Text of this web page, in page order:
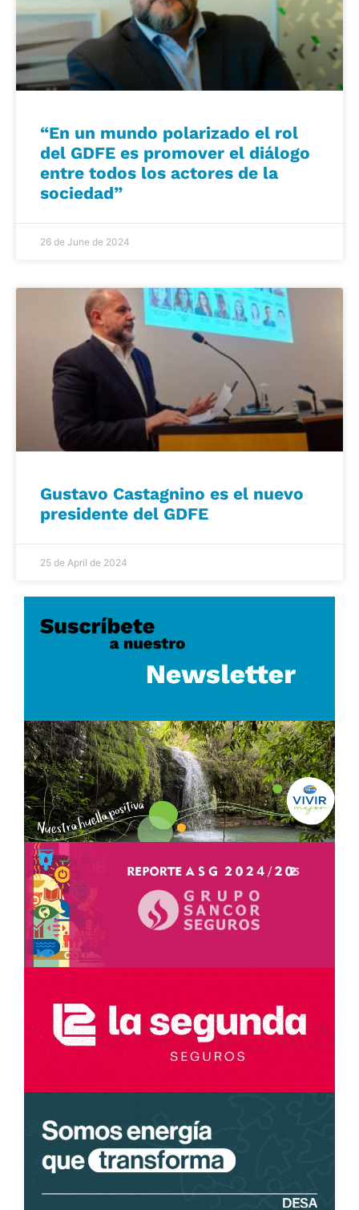
“En un mundo polarizado el rol
del GDFE es promover el diálogo
entre todos los actores de la
sociedad”
26 de June de 2024
Gustavo Castagnino es el nuevo
presidente del GDFE
25 de April de 2024